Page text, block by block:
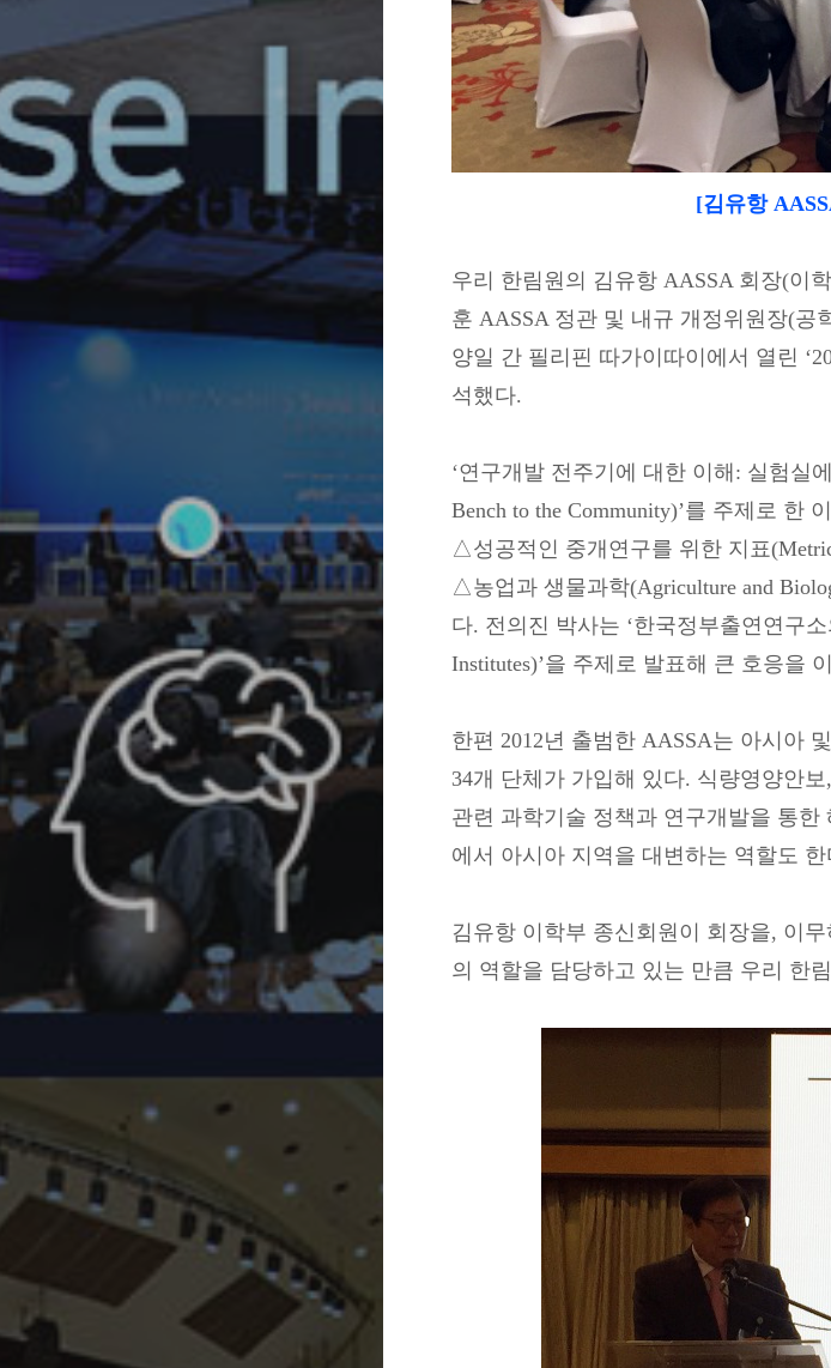
[김유항
우리 한림원의 김유항 AASSA 회장(이
훈 AASSA 정관 및 내규 개정위원장(공
양일 간 필리핀 따가이따이에서 열린
석했다.
‘연구개발 전주기에 대한 이해: 실험실
Bench to the Community)’를 주제로 한
△성공적인 중개연구를 위한 지표
△농업과 생물과학(Agriculture and
다. 전의진 박사는 ‘한국정부출연연구소
Institutes)’을 주제로 발표해 큰 호응을
한편 2012년 출범한 AASSA는 아시아
34개 단체가 가입해 있다. 식량영양안
관련 과학기술 정책과 연구개발을 통한
에서 아시아 지역을 대변하는 역할도 한
김유항 이학부 종신회원이 회장을, 이
의 역할을 담당하고 있는 만큼 우리 한